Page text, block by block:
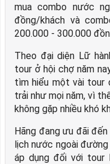
mua combo nước
đồng/khách và
200.000 - 300.000
Theo đại diện Lữ
tour ở hội chợ năm
tìm hiểu một vài tour
trải như mọi năm, vì
không gặp nhiều khó
Hãng đang ưu đãi
lịch nước ngoài
áp dụng đối với tour